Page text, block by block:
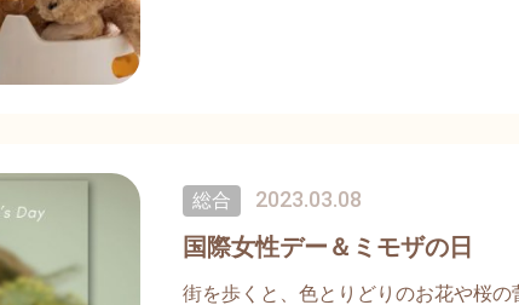
総合 2023.03.08
国際女性デー＆ミモザの日
街を歩くと、色とりどりのお花や桜